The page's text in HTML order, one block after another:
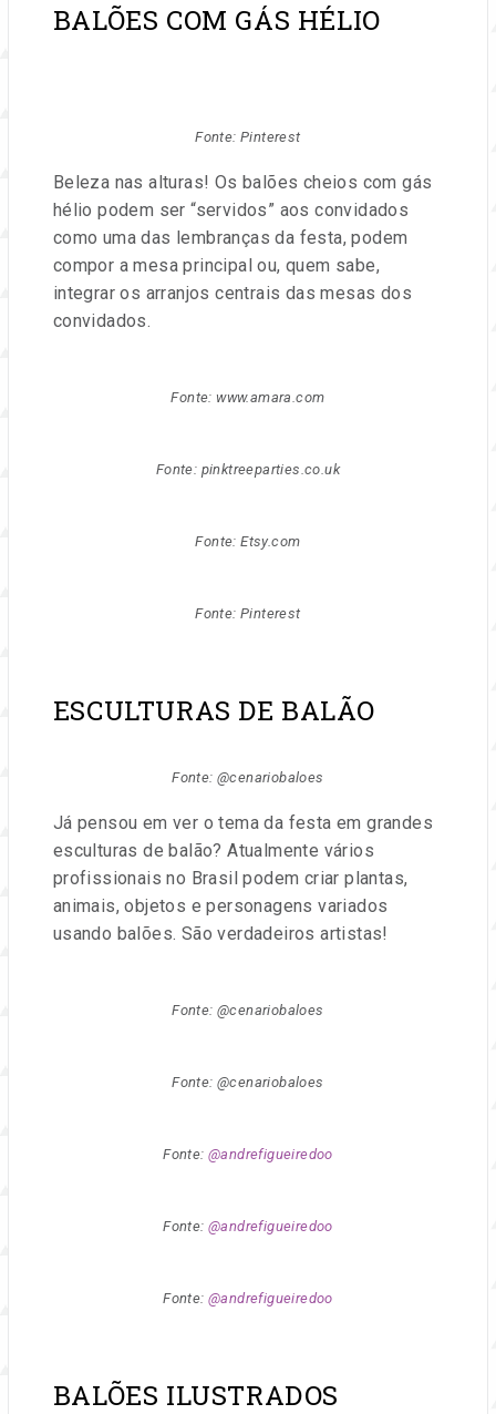
BALÕES COM GÁS HÉLIO
Fonte: Pinterest
Beleza nas alturas! Os balões cheios com gás
hélio podem ser “servidos” aos convidados
como uma das lembranças da festa, podem
compor a mesa principal ou, quem sabe,
integrar os arranjos centrais das mesas dos
convidados.
Fonte: www.amara.com
Fonte: pinktreeparties.co.uk
Fonte: Etsy.com
Fonte: Pinterest
ESCULTURAS DE BALÃO
Fonte: @cenariobaloes
Já pensou em ver o tema da festa em grandes
esculturas de balão? Atualmente vários
profissionais no Brasil podem criar plantas,
animais, objetos e personagens variados
usando balões. São verdadeiros artistas!
Fonte: @cenariobaloes
Fonte: @cenariobaloes
Fonte: @andrefigueiredoo
Fonte: @andrefigueiredoo
Fonte: @andrefigueiredoo
BALÕES ILUSTRADOS